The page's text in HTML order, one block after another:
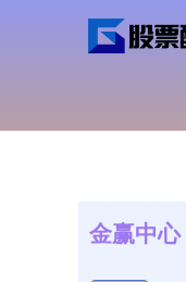
金赢中